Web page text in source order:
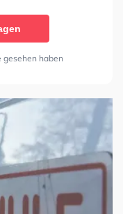
gesehen haben